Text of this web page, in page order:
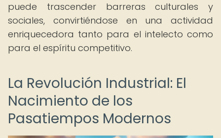
puede trascender barreras culturales y
sociales, convirtiéndose en una actividad
enriquecedora tanto para el intelecto como
para el espíritu competitivo.
La Revolución Industrial: El
Nacimiento de los
Pasatiempos Modernos